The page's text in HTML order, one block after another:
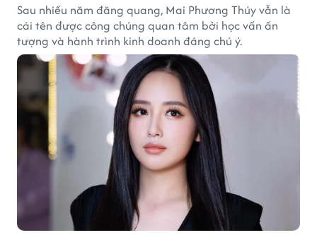
Sau nhiều năm đăng quang, Mai Phương Thúy vẫn là
cái tên được công chúng quan tâm bởi học vấn ấn
tượng và hành trình kinh doanh đáng chú ý.